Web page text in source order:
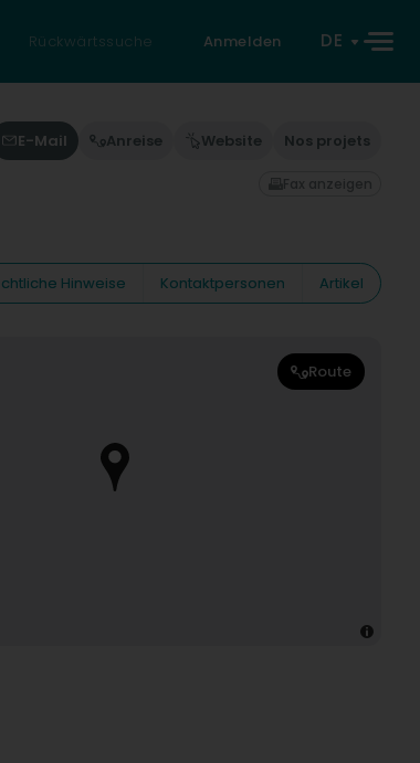
Rückwärtssuche Anmelden DE
E-Mail Anreise Website Nos projets
Fax anzeigen
Hinweise Kontaktpersonen
Artikel
Route